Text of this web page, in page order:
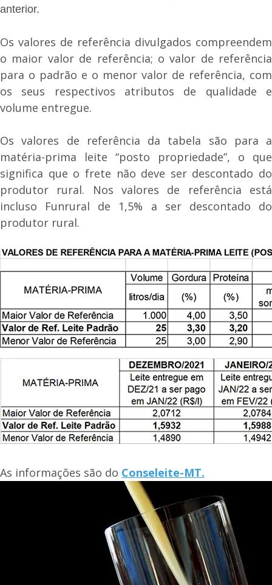
anterior.
Os valores de referência divulgados compreendem
o maior valor de referência; o valor de referência
para o padrão e o menor valor de referência, com
os seus respectivos atributos de qualidade e
volume entregue.
Os valores de referência da tabela são para a
matéria-prima leite “posto propriedade”, o que
significa que o frete não deve ser descontado do
produtor rural. Nos valores de referência está
incluso Funrural de 1,5% a ser descontado do
produtor rural.
As informações são do Conseleite-MT.